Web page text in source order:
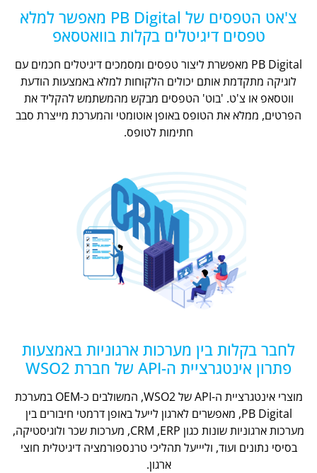
צ'אט הטפסים של PB Digital מאפשר למלא
טפסים דיגיטלים בקלות בוואטסאפ
PB Digital מאפשרת ליצור טפסים ומסמכים דיגיטלים חכמים עם
לוגיקה מתקדמת אותם יכולים הלקוחות למלא באמצעות הודעת
ווטסאפ או צ'ט. 'בוט' הטפסים מבקש מהמשתמש להקליד את
הפרטים, ממלא את הטופס באופן אוטומטי והמערכת מייצרת סבב
חתימות לטופס.
לחבר בקלות בין מערכות ארגוניות באמצעות
פתרון אינטגרציית ה-API של חברת WSO2
מוצרי אינטגרציית ה-API של WSO2, המשולבים כ-OEM במערכת
PB Digital, מאפשרים לארגון לייעל באופן דרמטי חיבורים בין
מערכות ארגוניות שונות כגון CRM ,ERP, מערכות שכר ולוגיסטיקה,
בסיסי נתונים ועוד, וליייעל תהליכי טרנספורמציה דיגיטלית חוצי
ארגון.